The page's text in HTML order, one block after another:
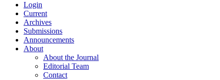
Login
Current
Archives
Submissions
Announcements
About
About the Journal
Editorial Team
Contact